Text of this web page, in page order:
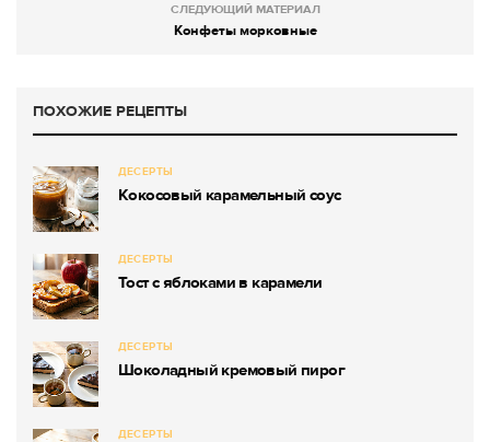
СЛЕДУЮЩИЙ МАТЕРИАЛ
Конфеты морковные
ПОХОЖИЕ РЕЦЕПТЫ
ДЕСЕРТЫ
Кокосовый карамельный соус
ДЕСЕРТЫ
Тост с яблоками в карамели
ДЕСЕРТЫ
Шоколадный кремовый пирог
ДЕСЕРТЫ